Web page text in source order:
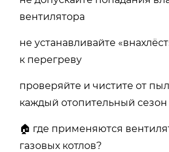
вентилятора
не устанавливайте
к перегреву
проверяйте и чистите от
каждый отопительный сезон
🏠 где применяются
газовых котлов?